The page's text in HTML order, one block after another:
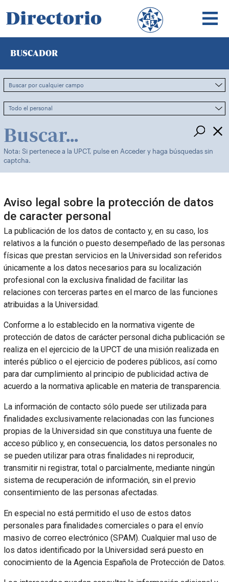
Directorio
BUSCADOR
Nota: Si pertenece a la UPCT, pulse en Acceder y haga búsquedas sin
captcha.
Aviso legal sobre la protección de datos
de caracter personal
La publicación de los datos de contacto y, en su caso, los
relativos a la función o puesto desempeñado de las personas
físicas que prestan servicios en la Universidad son referidos
únicamente a los datos necesarios para su localización
profesional con la exclusiva finalidad de facilitar las
relaciones con terceras partes en el marco de las funciones
atribuidas a la Universidad.
Conforme a lo establecido en la normativa vigente de
protección de datos de carácter personal dicha publicación se
realiza en el ejercicio de la UPCT de una misión realizada en
interés público o el ejercicio de poderes públicos, así como
para dar cumplimiento al principio de publicidad activa de
acuerdo a la normativa aplicable en materia de transparencia.
La información de contacto sólo puede ser utilizada para
finalidades exclusivamente relacionadas con las funciones
propias de la Universidad sin que constituya una fuente de
acceso público y, en consecuencia, los datos personales no
se pueden utilizar para otras finalidades ni reproducir,
transmitir ni registrar, total o parcialmente, mediante ningún
sistema de recuperación de información, sin el previo
consentimiento de las personas afectadas.
En especial no está permitido el uso de estos datos
personales para finalidades comerciales o para el envío
masivo de correo electrónico (SPAM). Cualquier mal uso de
los datos identificado por la Universidad será puesto en
conocimiento de la Agencia Española de Protección de Datos.